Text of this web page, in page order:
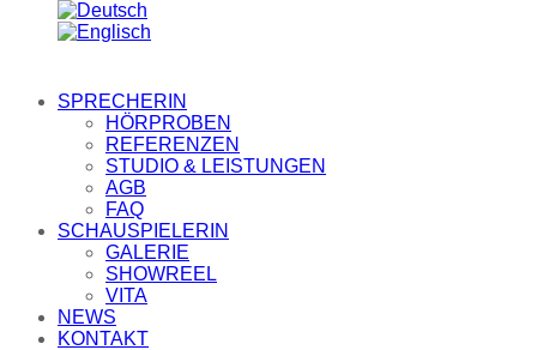
SPRECHERIN
HÖRPROBEN
REFERENZEN
STUDIO & LEISTUNGEN
AGB
FAQ
SCHAUSPIELERIN
GALERIE
SHOWREEL
VITA
NEWS
KONTAKT